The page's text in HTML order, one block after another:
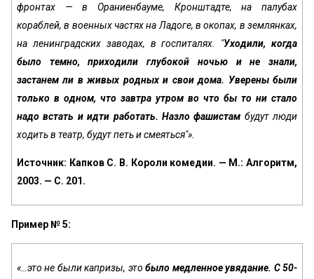
фронтах — в Ораниенбауме, Кронштадте, на палубах
кораблей, в военных частях на Ладоге, в окопах, в землянках,
на ленинградских заводах, в госпиталях. "Уходили, когда
было темно, приходили глубокой ночью и не знали,
застанем ли в живых родных и свои дома. Уверены были
только в одном, что завтра утром во что бы то ни стало
надо встать и идти работать. Назло фашистам будут люди
ходить в театр, будут петь и смеяться"».
Источник: Капков С. В. Короли комедии. — М.: Алгоритм,
2003. — С. 201.
Пример № 5:
«…это не были капризы, этобыло медленное увядание. С 50-